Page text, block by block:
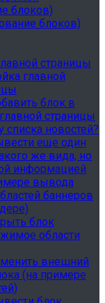
блоков)
блоков)
страницы
главной
блок в
страницы
списка новостей?
еще один
же вида, но
информацией
вывода
баннеров
блок
области
внешний
(на примере